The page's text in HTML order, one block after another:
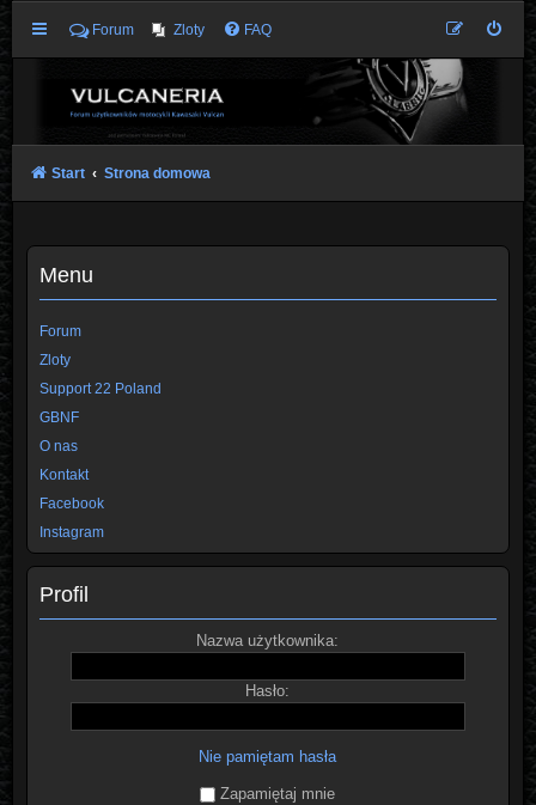
Forum Zloty FAQ
Start Strona domowa
Menu
Forum
Zloty
Support 22 Poland
GBNF
O nas
Kontakt
Facebook
Instagram
Profil
Nazwa użytkownika:
Hasło:
Nie pamiętam hasła
Zapamiętaj mnie